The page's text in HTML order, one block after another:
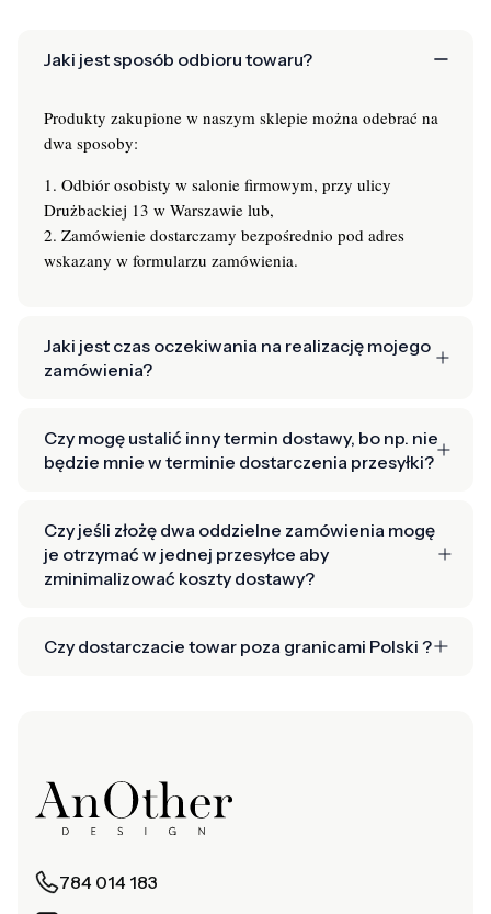
Jaki jest sposób odbioru towaru?
Produkty zakupione w naszym sklepie można odebrać na
dwa sposoby:
1. Odbiór osobisty w salonie firmowym, przy ulicy
Drużbackiej 13 w Warszawie lub,
2. Zamówienie dostarczamy bezpośrednio pod adres
wskazany w formularzu zamówienia.
Jaki jest czas oczekiwania na realizację mojego
zamówienia?
Czy mogę ustalić inny termin dostawy, bo np. nie
będzie mnie w terminie dostarczenia przesyłki?
Czy jeśli złożę dwa oddzielne zamówienia mogę
je otrzymać w jednej przesyłce aby
zminimalizować koszty dostawy?
Czy dostarczacie towar poza granicami Polski ?
784 014 183